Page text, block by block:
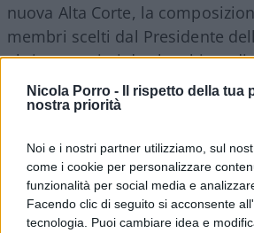
Nicola Porro -
Il rispetto della tua
nostra priorità
Noi e i nostri partner utilizziamo, sul
come i cookie per personalizzare
funzionalità per social media e
Facendo clic di seguito si acconsente
tecnologia. Puoi cambiare idea e
nuova Alta Corte, la
membri scelti dal Presidente
altri sorteggiati da elenchi
Parlamento, altri ancora
magistratura. Il risultato? Un
presa di “controllo politico”.
Il sorteggio che “fa